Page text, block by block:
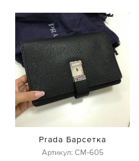
Prada Барсетка
Артикул: СМ-605